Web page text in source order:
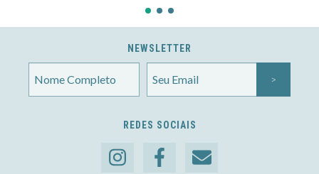
NEWSLETTER
REDES SOCIAIS